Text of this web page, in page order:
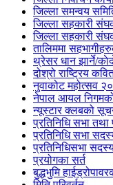
जिल्ला समन्वय
जिल्ला सहकारी
जिल्ला सहकारी
तालिममा
थ्रेसर धान झार्ने/
दोश्रो राष्ट्रिय
नुवाकोट महोत्सव
नेपाल आयल
न्यूस्टार क्लबको
प्रतिनिधि सभा
प्रतिनिधि सभा
प्रतिनिधिसभा
प्रयोगका सर्त
बुद्धभुमि